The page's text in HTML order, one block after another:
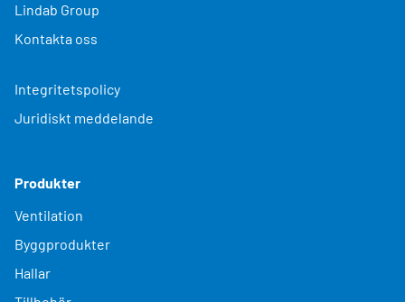
Lindab Group
Kontakta oss
Integritetspolicy
Juridiskt meddelande
Produkter
Ventilation
Byggprodukter
Hallar